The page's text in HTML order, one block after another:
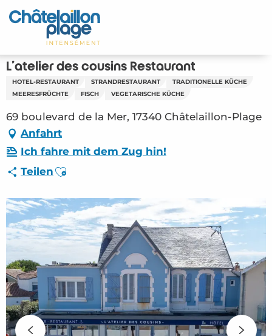
Aller
au
principal
Startseite - DE
Entdecken Sie
Aktivitäten
Zu leben
Treffpunkt
Ihr Aufenthalt - DE
RES – L’atelier des cousins Restaurant
(Châtelaillon-Plage) #4569209
L'atelier des cousins Restaurant
HOTEL-RESTAURANT STRANDRESTAURANT
TRADITIONELLE KÜCHE
MEERESFRÜCHTE
FISCH VEGETARISCHE KÜCHE
69 boulevard de la Mer, 17340 Châtelaillon-Plage
Anfahrt
Ich fahre mit dem Zug hin!
Teilen Ajouter aux favoris